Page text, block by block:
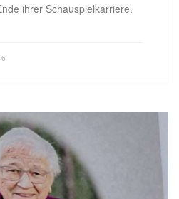
ihrer Schauspielkarriere.